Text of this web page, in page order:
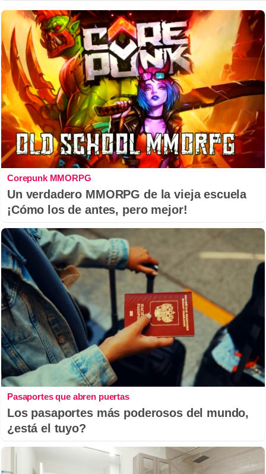
Corepunk MMORPG
Un verdadero MMORPG de la vieja escuela
¡Cómo los de antes, pero mejor!
Pasaportes que abren puertas
Los pasaportes más poderosos del mundo,
¿está el tuyo?